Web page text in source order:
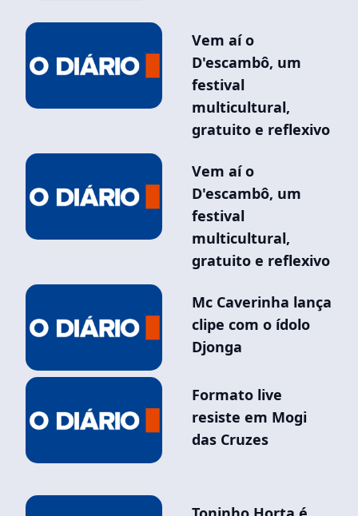
Vem aí o
D'escambô, um
festival
multicultural,
gratuito e reflexivo
Vem aí o
D'escambô, um
festival
multicultural,
gratuito e reflexivo
Mc Caverinha lança
clipe com o ídolo
Djonga
Formato live
resiste em Mogi
das Cruzes